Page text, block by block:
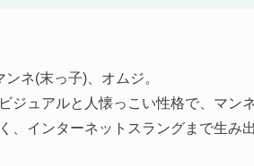
ネ(末っ子)、オムジ。
ジュアルと人懐っこい性格で、マン
、インターネットスラングまで生み